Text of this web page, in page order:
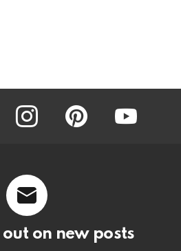
instagram pinterest youtube
out on new posts